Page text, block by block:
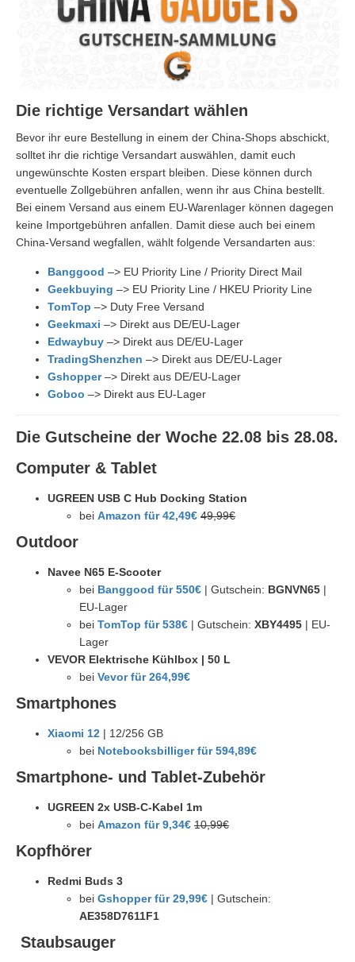
Die richtige Versandart wählen
Bevor ihr eure Bestellung in einem der China-Shops abschickt,
solltet ihr die richtige Versandart auswählen, damit euch
ungewünschte Kosten erspart bleiben. Diese können durch
eventuelle Zollgebühren anfallen, wenn ihr aus China bestellt.
Bei einem Versand aus einem EU-Warenlager können dagegen
keine Importgebühren anfallen. Damit diese auch bei einem
China-Versand wegfallen, wählt folgende Versandarten aus:
Banggood –> EU Priority Line / Priority Direct Mail
Geekbuying –> EU Priority Line / HKEU Priority Line
TomTop –> Duty Free Versand
Geekmaxi –> Direkt aus DE/EU-Lager
Edwaybuy –> Direkt aus DE/EU-Lager
TradingShenzhen –> Direkt aus DE/EU-Lager
Gshopper–> Direkt aus DE/EU-Lager
Goboo –> Direkt aus EU-Lager
Die Gutscheine der Woche 22.08 bis 28.08.
Computer & Tablet
UGREEN USB C Hub Docking Station
bei Amazon für 42,49€ 49,99€
Outdoor
Navee N65 E-Scooter
bei Banggood für 550€ | Gutschein: BGNVN65 |
EU-Lager
bei TomTop für 538€ | Gutschein: XBY4495 | EU-
Lager
VEVOR Elektrische Kühlbox | 50 L
bei Vevor für 264,99€
Smartphones
Xiaomi 12 | 12/256 GB
bei Notebooksbilliger für 594,89€
Smartphone- und Tablet-Zubehör
UGREEN 2x USB-C-Kabel 1m
bei Amazon für 9,34€ 10,99€
Kopfhörer
Redmi Buds 3
bei Gshopper für 29,99€ | Gutschein:
AE358D7611F1
Staubsauger